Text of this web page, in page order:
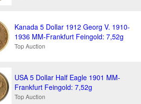
Kanada 5 Dollar 1912 Georg V. 1910-
1936 MM-Frankfurt Feingold: 7,52g
Top Auction
USA 5 Dollar Half Eagle 1901 MM-
Frankfurt Feingold: 7,52g
Top Auction